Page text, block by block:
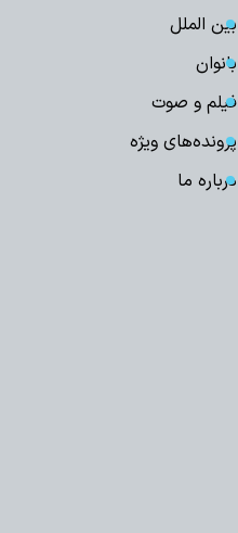
بین الملل
بانوان
فیلم و صوت
پرونده‌های ویژه
درباره ما